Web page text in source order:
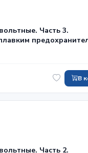
Часть 3.
В
Часть 2.